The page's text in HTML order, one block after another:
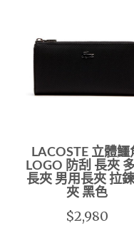
LACOSTE 立體鱷
LOGO 防刮 長夾
長夾 男用長夾 拉
夾 黑色
$2,980